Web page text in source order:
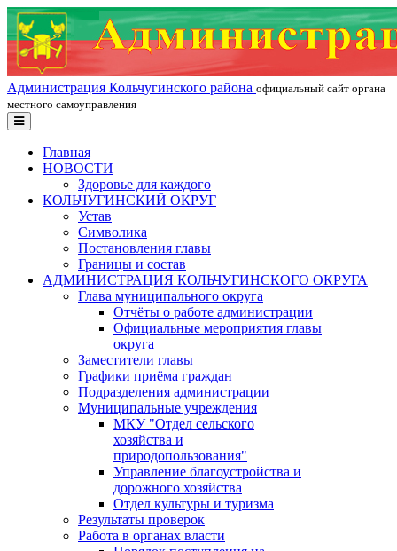
Администрация Кольчугинского района официальный сайт органа
местного самоуправления
Главная
НОВОСТИ
Здоровье для каждого
КОЛЬЧУГИНСКИЙ ОКРУГ
Устав
Символика
Постановления главы
Границы и состав
АДМИНИСТРАЦИЯ КОЛЬЧУГИНСКОГО ОКРУГА
Глава муниципального округа
Отчёты о работе администрации
Официальные мероприятия главы
округа
Заместители главы
Графики приёма граждан
Подразделения администрации
Муниципальные учреждения
МКУ "Отдел сельского
хозяйства и
природопользования"
Управление благоустройства и
дорожного хозяйства
Отдел культуры и туризма
Результаты проверок
Работа в органах власти